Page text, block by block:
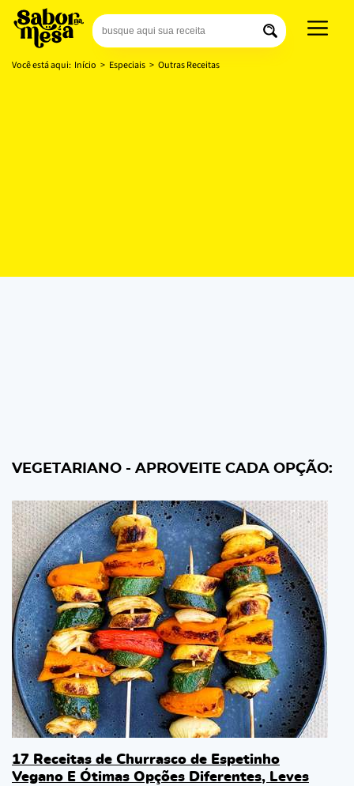
Você está aqui: Início > Especiais > Outras Receitas
VEGETARIANO - APROVEITE CADA OPÇÃO:
17 Receitas de Churrasco de Espetinho
Vegano E Ótimas Opções Diferentes, Leves